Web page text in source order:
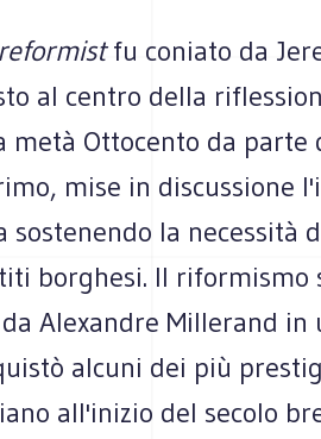
reformistfu coniato da
al centro della
metà Ottocento da parte
mise in discussione
la necessità
borghesi. Il riformismo
Alexandre Millerand in
alcuni dei più
all'inizio del secolo